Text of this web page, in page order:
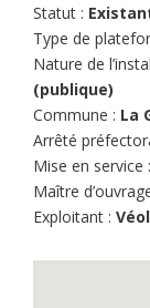
Statut :
Type de
Nature de
(publique)
Commune : La
Arrêté
Mise en service :
Maître
Exploitant :